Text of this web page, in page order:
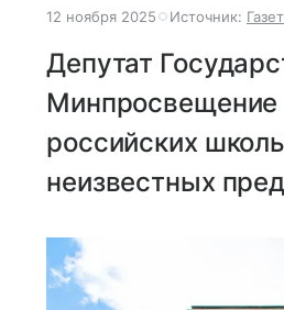
12 ноября 2025 Источник:
Депутат
Минпросвещение
российских
неизвестных